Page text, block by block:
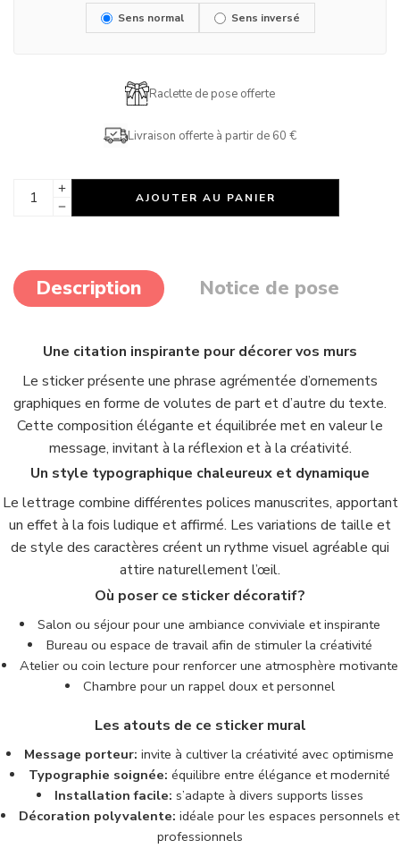
Sens normal Sens inversé
Raclette de pose offerte
Livraison offerte à partir de 60 €
AJOUTER AU PANIER
Description Notice de pose
Une citation inspirante pour décorer vos murs
Le sticker présente une phrase agrémentée d’ornements
graphiques en forme de volutes de part et d’autre du texte.
Cette composition élégante et équilibrée met en valeur le
message, invitant à la réflexion et à la créativité.
Un style typographique chaleureux et dynamique
Le lettrage combine différentes polices manuscrites, apportant
un effet à la fois ludique et affirmé. Les variations de taille et
de style des caractères créent un rythme visuel agréable qui
attire naturellement l’œil.
Où poser ce sticker décoratif?
Salon ou séjour pour une ambiance conviviale et inspirante
Bureau ou espace de travail afin de stimuler la créativité
Atelier ou coin lecture pour renforcer une atmosphère motivante
Chambre pour un rappel doux et personnel
Les atouts de ce sticker mural
Message porteur: invite à cultiver la créativité avec optimisme
Typographie soignée: équilibre entre élégance et modernité
Installation facile: s’adapte à divers supports lisses
Décoration polyvalente: idéale pour les espaces personnels et
professionnels